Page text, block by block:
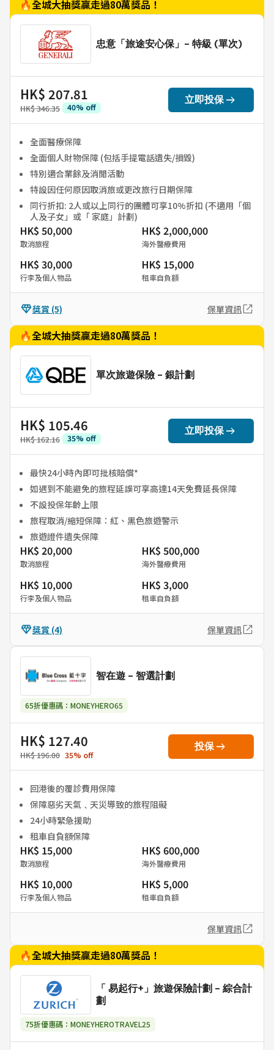
🔥全城大抽獎贏走過80萬獎品！
忠意「旅途安心保」- 特級 (單次)
HK$ 207.81
HK$ 346.35 40% off
立即投保arrow_right_alt
全面醫療保障
全面個人財物保障 (包括手提電話遺失/損毀)
特別適合業餘及消閒活動
特設因任何原因取消旅或更改旅行日期保障
同行折扣: 2人或以上同行的團體可享10%折扣 (不適用「個
人及子女」或「 家庭」計劃)
HK$ 50,000
取消旅程
HK$ 2,000,000
海外醫療費用
HK$ 30,000
行李及個人物品
HK$ 15,000
租車自負額
獎賞 (5) 保單資訊
🔥全城大抽獎贏走過80萬獎品！
單次旅遊保險 - 銀計劃
HK$ 105.46
HK$ 162.16 35% off
立即投保arrow_right_alt
最快24小時內即可批核賠償*
如遇到不能避免的旅程延誤可享高達14天免費延長保障
不設投保年齡上限
旅程取消/縮短保障：紅、黑色旅遊警示
旅遊證件遺失保障
HK$ 20,000
取消旅程
HK$ 500,000
海外醫療費用
HK$ 10,000
行李及個人物品
HK$ 3,000
租車自負額
獎賞 (4) 保單資訊
智在遊 - 智選計劃
65折優惠碼：MONEYHERO65
HK$ 127.40
HK$ 196.00 35% off
投保arrow_right_alt
回港後的覆診費用保障
保障惡劣天氣﹑天災導致的旅程阻礙
24小時緊急援助
租車自負額保障
HK$ 15,000
取消旅程
HK$ 600,000
海外醫療費用
HK$ 10,000
行李及個人物品
HK$ 5,000
租車自負額
保單資訊
🔥全城大抽獎贏走過80萬獎品！
「 易起行+」旅遊保險計劃 - 綜合計
劃
75折優惠碼：MONEYHEROTRAVEL25